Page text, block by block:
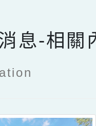
息-相關